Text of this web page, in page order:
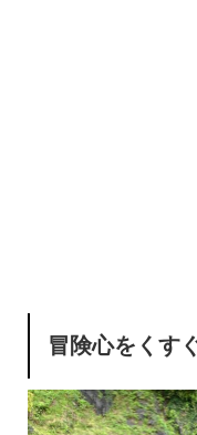
冒険心をくす